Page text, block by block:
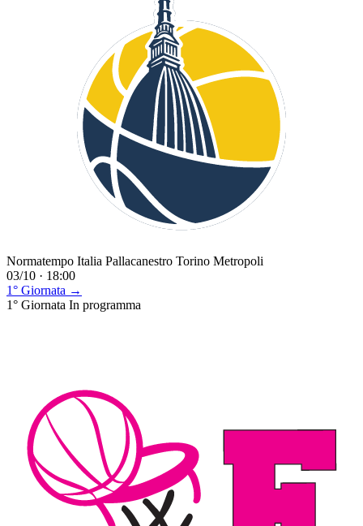
Normatempo Italia Pallacanestro Torino Metropoli
03/10 · 18:00
1° Giornata →
1° Giornata In programma